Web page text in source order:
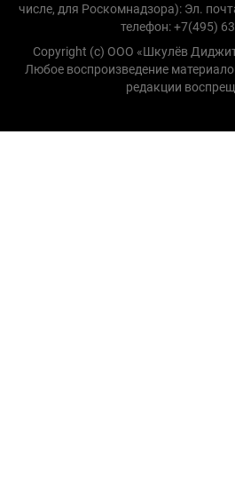
числе, для Роскомнадзора): Эл.
телефон: +7(495)
Copyright (с) ООО «Шкулёв
Любое воспроизведение
редакции